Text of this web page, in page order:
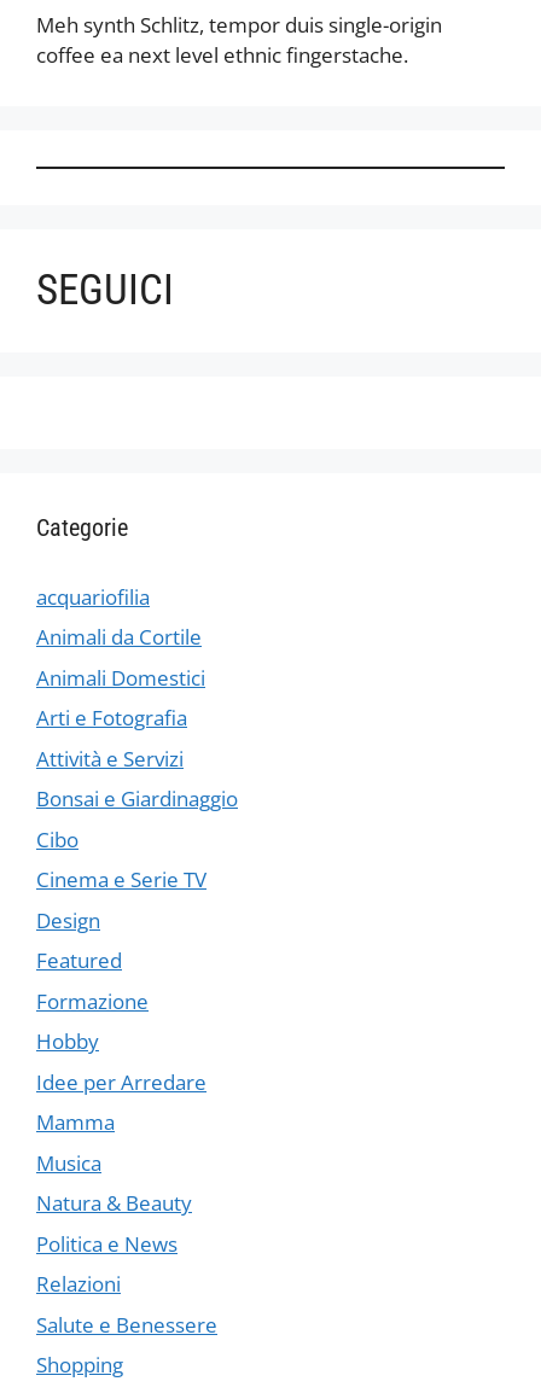
Meh synth Schlitz, tempor duis single-origin
coffee ea next level ethnic fingerstache.
SEGUICI
Categorie
acquariofilia
Animali da Cortile
Animali Domestici
Arti e Fotografia
Attività e Servizi
Bonsai e Giardinaggio
Cibo
Cinema e Serie TV
Design
Featured
Formazione
Hobby
Idee per Arredare
Mamma
Musica
Natura & Beauty
Politica e News
Relazioni
Salute e Benessere
Shopping